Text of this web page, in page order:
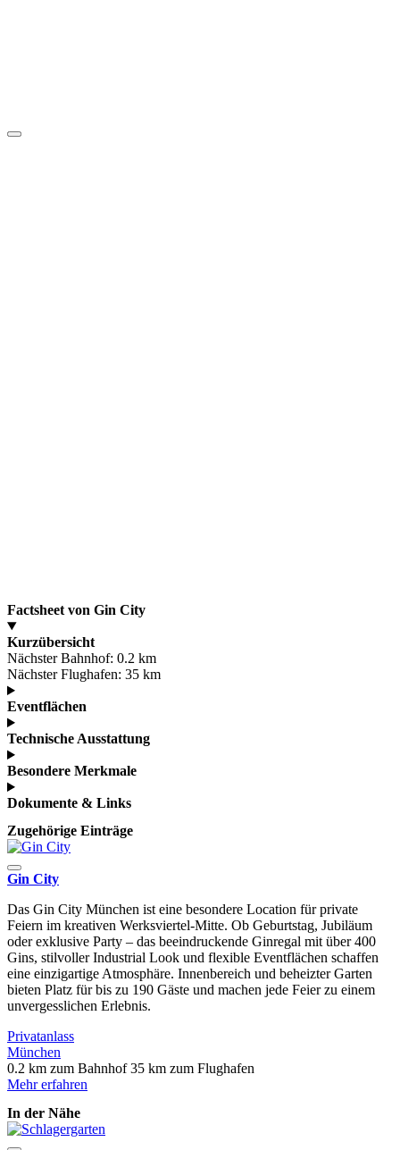
Factsheet von Gin City
Kurzübersicht
Nächster Bahnhof: 0.2 km
Nächster Flughafen: 35 km
Eventflächen
Technische Ausstattung
Besondere Merkmale
Dokumente & Links
Zugehörige Einträge
Gin City
Das Gin City München ist eine besondere Location für private
Feiern im kreativen Werksviertel-Mitte. Ob Geburtstag, Jubiläum
oder exklusive Party – das beeindruckende Ginregal mit über 400
Gins, stilvoller Industrial Look und flexible Eventflächen schaffen
eine einzigartige Atmosphäre. Innenbereich und beheizter Garten
bieten Platz für bis zu 190 Gäste und machen jede Feier zu einem
unvergesslichen Erlebnis.
Privatanlass
München
0.2 km zum Bahnhof35 km zum Flughafen
Mehr erfahren
In der Nähe